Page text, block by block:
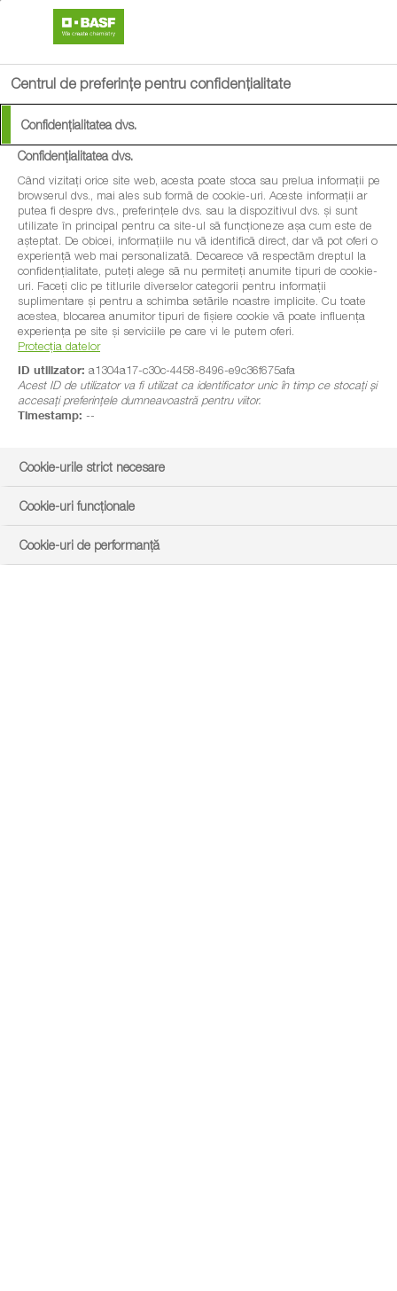
Centrul de preferințe pentru confidențialitate
Confidențialitatea dvs.
Confidențialitatea dvs.
Când vizitați orice site web, acesta poate stoca sau prelua informații pe
browserul dvs., mai ales sub formă de cookie-uri. Aceste informații ar
putea fi despre dvs., preferințele dvs. sau la dispozitivul dvs. și sunt
utilizate în principal pentru ca site-ul să funcționeze așa cum este de
așteptat. De obicei, informațiile nu vă identifică direct, dar vă pot oferi o
experiență web mai personalizată. Deoarece vă respectăm dreptul la
confidențialitate, puteți alege să nu permiteți anumite tipuri de cookie-
uri. Faceți clic pe titlurile diverselor categorii pentru informații
suplimentare și pentru a schimba setările noastre implicite. Cu toate
acestea, blocarea anumitor tipuri de fișiere cookie vă poate influența
experiența pe site și serviciile pe care vi le putem oferi.
Protecția datelor
ID utilizator: a1304a17-c30c-4458-8496-e9c36f675afa
Acest ID de utilizator va fi utilizat ca identificator unic în timp ce stocați și
accesați preferințele dumneavoastră pentru viitor.
Timestamp: --
Cookie-urile strict necesare
Cookie-uri funcționale
Cookie-uri de performanță